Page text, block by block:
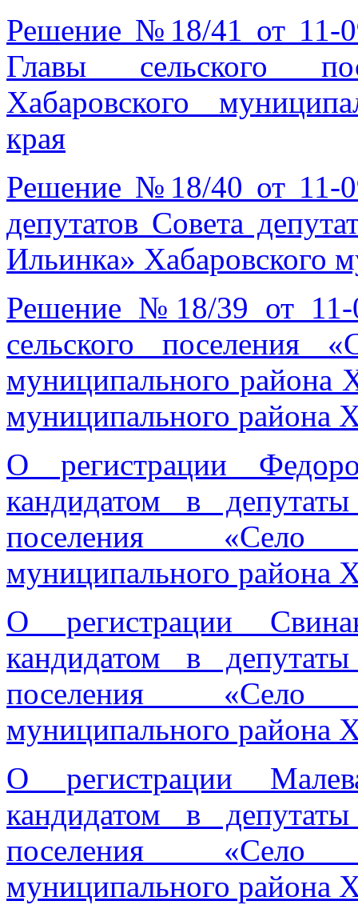
Решение №18/41 от 11-
Главы сельского
Хабаровского
края
Решение №18/40 от 11-
депутатов Совета
Ильинка» Хабаровского
Решение №18/39 от 11-
сельского поселения
муниципального района
муниципального района
О регистрации
кандидатом в
поселения «Село
муниципального района
О регистрации
кандидатом в
поселения «Село
муниципального района
О регистрации
кандидатом в
поселения «Село
муниципального района